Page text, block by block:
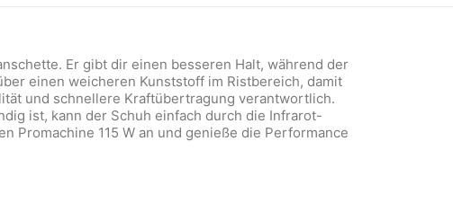
Er gibt dir einen besseren Halt, während der
einen weicheren Kunststoff im Ristbereich, damit
und schnellere Kraftübertragung verantwortlich.
ist, kann der Schuh einfach durch die Infrarot-
Promachine 115 W an und genieße die Performance